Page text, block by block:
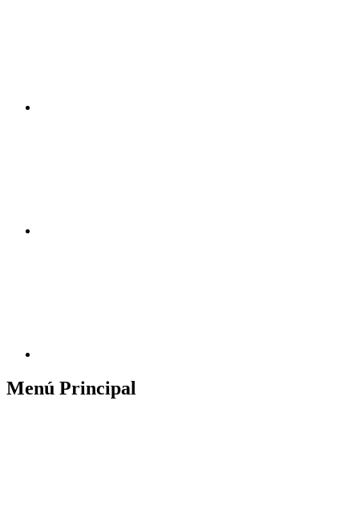
Menú Principal